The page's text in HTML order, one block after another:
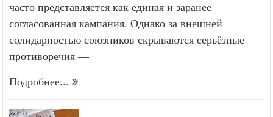
часто представляется как единая и заранее
согласованная кампания. Однако за внешней
солидарностью союзников скрываются серьёзные
противоречия —
Подробнее...